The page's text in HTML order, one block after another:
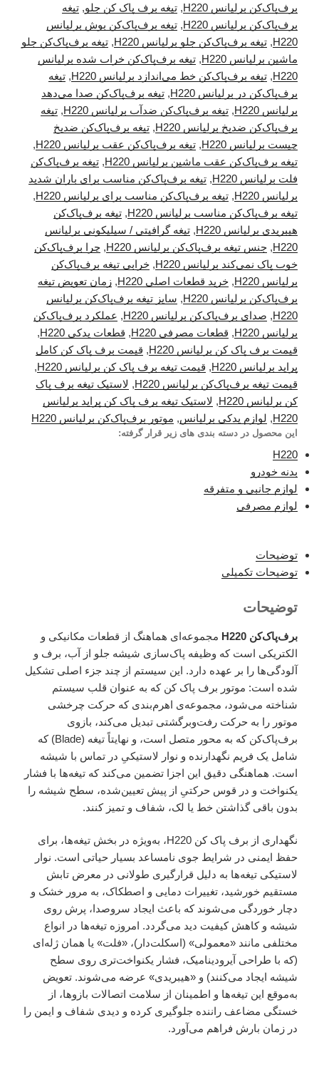
برف‌پاک‌کن برلیانس H220
, تیغه برف پاک کن جلو, تیغه
برف‌پاک‌کن برلیانس H220
, تیغه برف‌پاک‌کن بوش برلیانس
H220
, تیغه برف‌پاک‌کن جلو برلیانس H220 , تیغه برف‌پاک‌کن جلو
ماشین برلیانس H220
, تیغه برف‌پاک‌کن خراب شده برلیانس
H220
, تیغه برف‌پاک‌کن خط می‌اندازد برلیانس H220 , تیغه
برف‌پاک‌کن در برلیانس H220
, تیغه برف‌پاک‌کن صدا می‌دهد
برلیانس H220
, تیغه برف‌پاک‌کن ضدآب برلیانس H220 , تیغه
برف‌پاک‌کن ضدیخ برلیانس H220
, تیغه برف‌پاک‌کن ضدیخ
چیست برلیانس H220
, تیغه برف‌پاک‌کن عقب برلیانس H220
,
تیغه برف‌پاک‌کن عقب ماشین برلیانس H220
, تیغه برف‌پاک‌کن
فلت برلیانس H220
, تیغه برف‌پاک‌کن مناسب برای باران شدید
برلیانس H220
, تیغه برف‌پاک‌کن مناسب برای برلیانس H220
,
تیغه برف‌پاک‌کن مناسب برلیانس H220
, تیغه برف‌پاک‌کن
هیبریدی برلیانس H220
, تیغه گرافیتی / سیلیکونی برلیانس
H220
, جنس تیغه برف‌پاک‌کن برلیانس H220 , چرا برف‌پاک‌کن
خوب پاک نمی‌کند برلیانس H220
, خرابی تیغه برف‌پاک‌کن
برلیانس H220
, خرید قطعات اصلی H220 , زمان تعویض تیغه
برف‌پاک‌کن برلیانس H220
, سایز تیغه برف‌پاک‌کن برلیانس
H220
, صدای برف‌پاک‌کن برلیانس H220 , عملکرد برف‌پاک‌کن
برلیانس H220
, قطعات مصرفی H220 , قطعات یدکی H220
,
قیمت برف پاک کن برلیانس H220
, قیمت برف پاک کن کامل
پراید برلیانس H220
, قیمت تیغه برف پاک کن برلیانس H220
,
قیمت تیغه برف‌پاک‌کن برلیانس H220
, لاستیک تیغه برف پاک
کن برلیانس H220
, لاستیک تیغه برف پاک کن پراید برلیانس
H220
, لوازم یدکی برلیانس, موتور برف‌پاک‌کن برلیانس H220
این محصول در دسته بندی های زیر قرار گرفته:
H220
بدنه خودرو
لوازم جانبی و متفرقه
لوازم مصرفی
توضیحات
توضیحات تکمیلی
توضیحات
برف‌پاک‌کن H220
مجموعه‌ای هماهنگ از قطعات مکانیکی و
الکتریکی است که وظیفه پاک‌سازی شیشه جلو از آب، برف و
آلودگی‌ها را بر عهده دارد. این سیستم از چند جزء اصلی تشکیل
شده است: موتور برف پاک کن که به عنوان قلب سیستم
شناخته می‌شود، مجموعه‌ی اهرم‌بندی که حرکت چرخشی
موتور را به حرکت رفت‌وبرگشتی تبدیل می‌کند، بازوی
برف‌پاک‌کن که به محور متصل است، و نهایتاً تیغه (Blade) که
شامل یک فریم نگهدارنده و نوار لاستیکیِ در تماس با شیشه
است. هماهنگی دقیق این اجزا تضمین می‌کند که تیغه‌ها با فشار
یکنواخت و در قوس حرکتیِ از پیش تعیین‌شده، سطح شیشه را
بدون باقی گذاشتن خط یا لک، شفاف و تمیز کنند.
نگهداری از برف پاک کن H220، به‌ویژه در بخش تیغه‌ها، برای
حفظ ایمنی در شرایط جوی نامساعد بسیار حیاتی است. نوار
لاستیکی تیغه‌ها به دلیل قرارگیری طولانی در معرض تابش
مستقیم خورشید، تغییرات دمایی و اصطکاک، به مرور خشک و
دچار خوردگی می‌شوند که باعث ایجاد سروصدا، پرش روی
شیشه و کاهش کیفیت دید می‌گردد. امروزه تیغه‌ها در انواع
مختلفی مانند «معمولی» (اسکلت‌دار)، «فلت» یا همان ژله‌ای
(که با طراحی آیرودینامیک، فشار یکنواخت‌تری روی سطح
شیشه ایجاد می‌کنند) و «هیبریدی» عرضه می‌شوند. تعویض
به‌موقع این تیغه‌ها و اطمینان از سلامت اتصالات بازوها، از
خستگی مضاعف راننده جلوگیری کرده و دیدی شفاف و ایمن را
در زمان بارش فراهم می‌آورد.